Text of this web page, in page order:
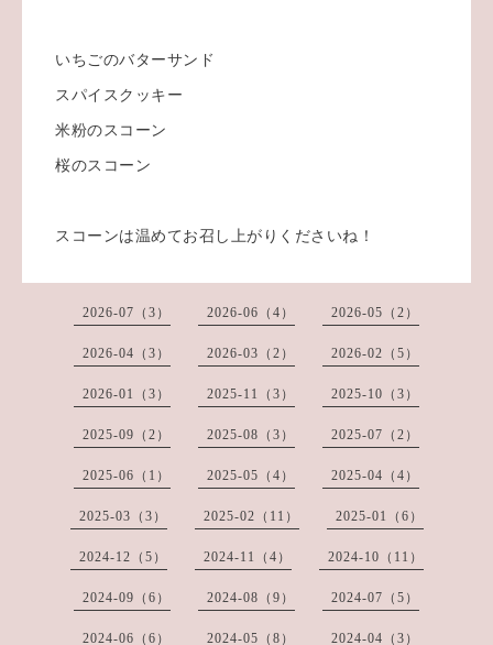
いちごのバターサンド
スパイスクッキー
米粉のスコーン
桜のスコーン
スコーンは温めてお召し上がりくださいね！
2026-07（3） 2026-06（4） 2026-05（2）
2026-04（3） 2026-03（2） 2026-02（5）
2026-01（3） 2025-11（3） 2025-10（3）
2025-09（2） 2025-08（3） 2025-07（2）
2025-06（1） 2025-05（4） 2025-04（4）
2025-03（3） 2025-02（11） 2025-01（6）
2024-12（5） 2024-11（4） 2024-10（11）
2024-09（6） 2024-08（9） 2024-07（5）
2024-06（6） 2024-05（8） 2024-04（3）